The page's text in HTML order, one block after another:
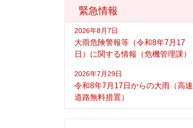
緊急情報
2026年8月7日
大雨危険警報等（令和8年7月17
日）に関する情報（危機管理課）
2026年7月29日
令和8年7月17日からの大雨（高速
道路無料措置）